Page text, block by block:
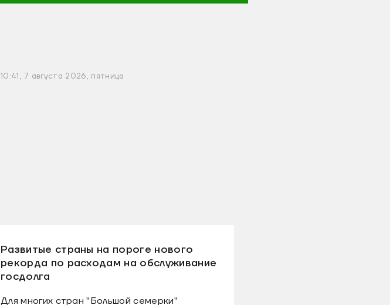
10:41, 7 августа 2026, пятница
Развитые страны на пороге нового
рекорда по расходам на обслуживание
госдолга
Для многих стран "Большой семерки"